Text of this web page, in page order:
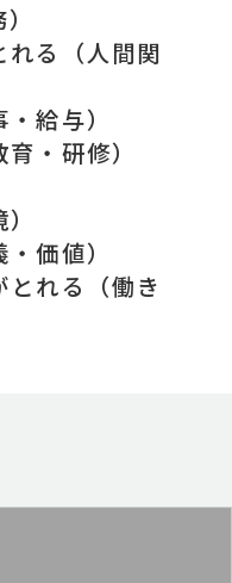
る（人間関
給与）
・研修）
価値）
れる（働き